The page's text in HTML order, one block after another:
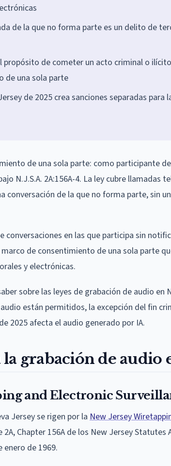
de la que no forma parte es un delito de
propósito de cometer un acto criminal o
de una sola parte
de 2025 crea sanciones separadas para
de una sola parte: como participante
N.J.S.A. 2A:156A-4. La ley cubre llamadas
conversación de la que no forma parte, sin
conversaciones en las que participa sin
de consentimiento de una sola parte
y electrónicas.
sobre las leyes de grabación de audio en
están permitidos, la excepción del fin
2025 afecta el audio generado por IA.
grabación de audio
and Electronic
Jersey se rigen por la New Jersey
2A, Chapter 156A de los New Jersey
enero de 1969.